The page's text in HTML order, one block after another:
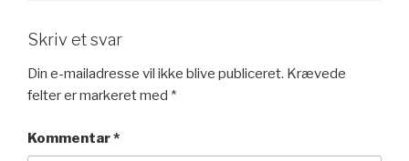
Skriv et svar
Din e-mailadresse vil ikke blive publiceret. Krævede
felter er markeret med *
Kommentar*